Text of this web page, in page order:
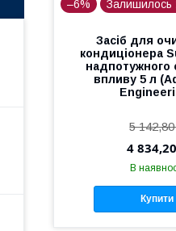
–6% Залишилось
Засіб для
кондиціонера
надпотужного
впливу 5 л
5
4
В
Купити